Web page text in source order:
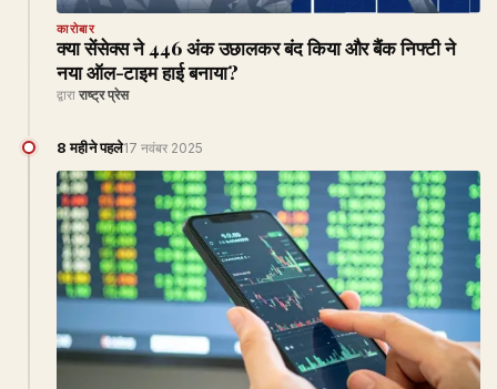
कारोबार
क्या सेंसेक्स ने 446 अंक उछालकर बंद किया और बैंक निफ्टी ने
नया ऑल-टाइम हाई बनाया?
द्वारा राष्ट्र प्रेस
8 महीने पहले17 नवंबर 2025